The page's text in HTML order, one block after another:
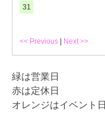
<< Previous Next >>
31
緑は営業日
赤は定休日
オレンジはイベント日